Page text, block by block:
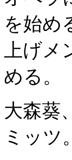
を始め
上げ
める。
大森葵
ミッツ。